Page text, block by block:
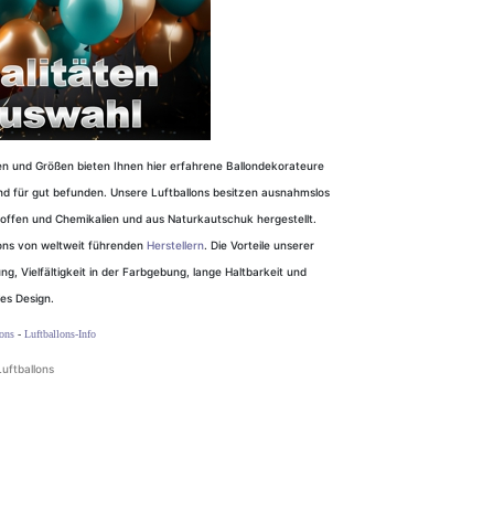
und Größen bieten Ihnen hier erfahrene Ballondekorateure
für gut befunden. Unsere Luftballons besitzen ausnahmslos
und Chemikalien und aus Naturkautschuk hergestellt.
von weltweit führenden Herstellern. Die Vorteile unserer
Vielfältigkeit in der Farbgebung, lange Haltbarkeit und
Design.
- Luftballons-Info